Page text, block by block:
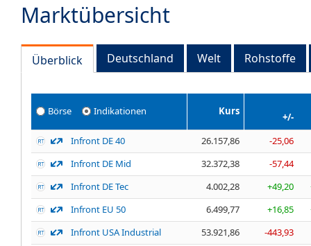
Marktübersicht
Überblick Deutschland Welt Rohstoffe
Börse Indikationen Kurs
+/-
Infront DE 40
26.157,86
-25,06
Infront DE Mid
32.372,38
-57,44
Infront DE Tec
4.002,28 +49,20
Infront EU 50
6.499,77 +16,85
Infront USA Industrial
53.921,86
-443,93